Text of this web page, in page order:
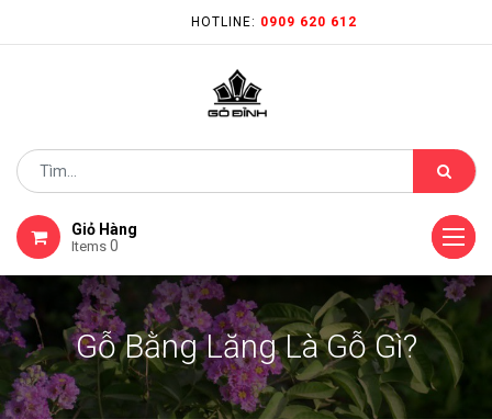
HOTLINE: 0909 620 612
Giỏ Hàng
Items 0
Gỗ Bằng Lăng Là Gỗ Gì?